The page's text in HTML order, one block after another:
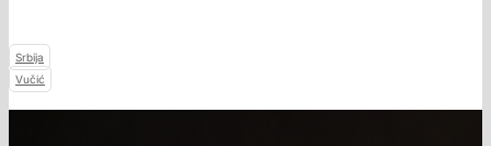
Srbija
Vučić